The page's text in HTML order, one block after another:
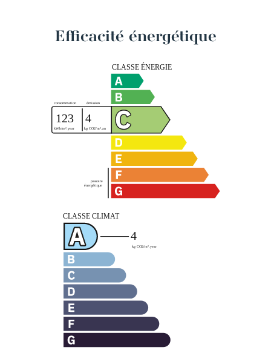
Efficacité énergétique